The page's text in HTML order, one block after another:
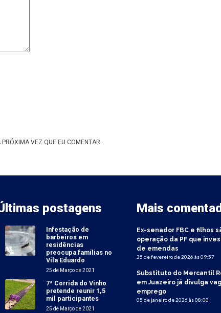
VEZ QUE EU COMENTAR.
postagens
Infestação de
barbeiros em
residências
preocupa famílias no
Vila Eduardo
25 de Março de 2021
7ª Corrida do Vinho
pretende reunir 1,5
mil participantes
25 de Março de 2021
Mais
Ex-senador FBC e filhos
operação da PF que
de emendas
25 de fevereiro de 2026 às 09:57
Substituto do Mercantil
em Juazeiro já divulga
emprego
05 de janeiro de 2026 às 08:00